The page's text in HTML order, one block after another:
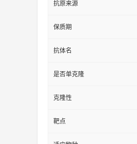
抗原来源
保质期
抗体名
是否单克隆
克隆性
靶点